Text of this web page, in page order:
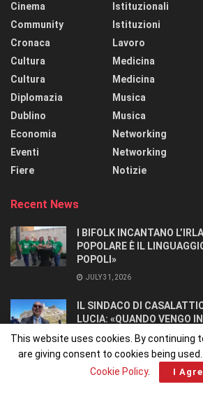
Cinema
Community
Cronaca
Cultura
Cultura
Diplomazia
Dublino
Economia
Eventi
Fiere
Istituzionali
Istituzioni
Lavoro
Medicina
Medicina
Musica
Musica
Networking
Networking
Notizie
Recent News
I BIFOLK INCANTANO
POPOLARE È IL
POPOLI»
JULY 31, 2026
IL SINDACO DI
LUCIA: «QUANDO VENGO
TORNARE A CASA».
JULY 27, 2026
This website uses cookies. By continuing
are giving consent to cookies being
Cookie Policy. I